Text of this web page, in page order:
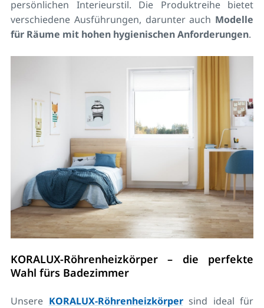
persönlichen Interieurstil. Die Produktreihe bietet
verschiedene Ausführungen, darunter auch Modelle
für Räume mit hohen hygienischen Anforderungen.
KORALUX-Röhrenheizkörper – die perfekte
Wahl fürs Badezimmer
Unsere KORALUX-Röhrenheizkörpersind ideal für